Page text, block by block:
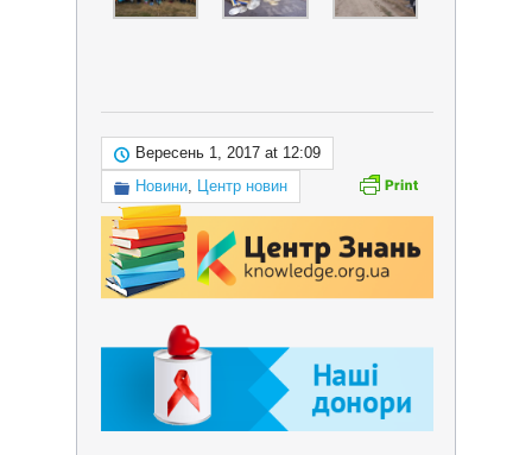
Вересень 1, 2017 at 12:09
Новини Центр новин